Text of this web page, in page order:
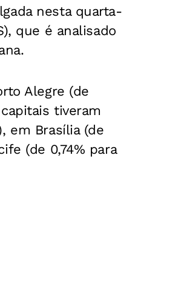
nesta quarta-
que é analisado
Alegre (de
tiveram
em Brasília (de
(de 0,74% para